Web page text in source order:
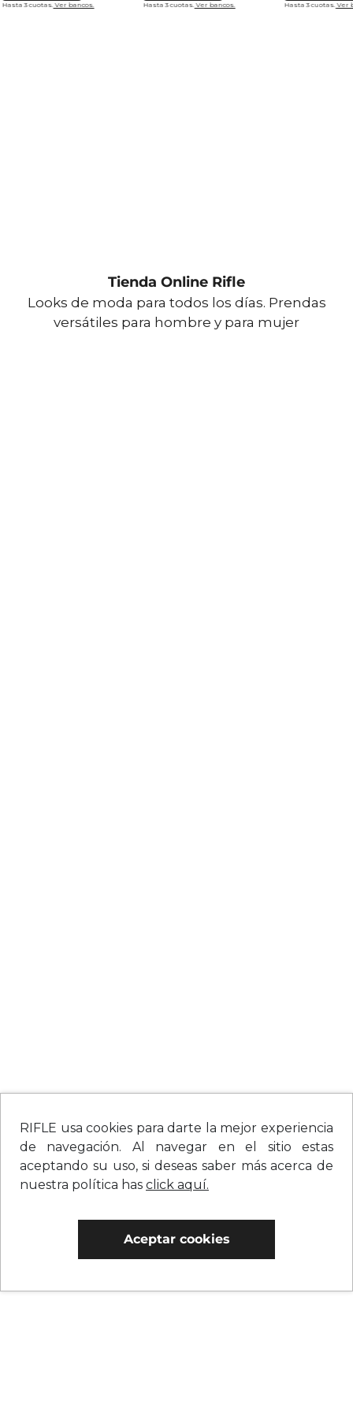
RIFLE usa cookies para darte la mejor experiencia
de navegación. Al navegar en el sitio estas
aceptando su uso, si deseas saber más acerca de
nuestra política has click aquí.
Aceptar cookies
Hasta 3 cuotas. Ver bancos.
Hasta 3 cuotas. Ver bancos.
Hasta 3 cuotas. Ver
Tienda Online Rifle
Looks de moda para todos los días. Prendas
versátiles para hombre y para mujer